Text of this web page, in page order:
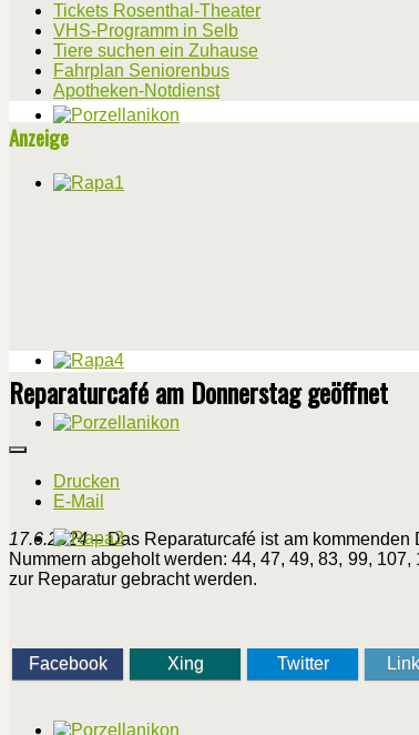
Tickets Rosenthal-Theater
VHS-Programm in Selb
Tiere suchen ein Zuhause
Fahrplan Seniorenbus
Apotheken-Notdienst
Anzeige
Reparaturcafé am Donnerstag geöffnet
Drucken
E-Mail
17.6.2024– Das Reparaturcafé ist am kommenden
Nummern abgeholt werden: 44, 47, 49, 83, 99,
zur Reparatur gebracht werden.
Facebook Xing Twitter